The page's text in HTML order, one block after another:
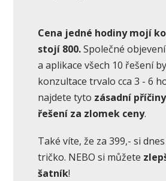
Cena jedné hodiny mojí
stojí 800.Společné
a aplikace všech 10 řešení
konzultace trvalo cca 3 - 6
najdete tyto zásadní
řešení za zlomek ceny.
Také víte, že za 399,- si
tričko. NEBO si můžete
šatník!